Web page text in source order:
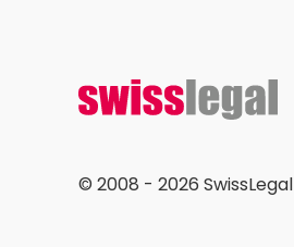
© 2008 - 2026 SwissLegal